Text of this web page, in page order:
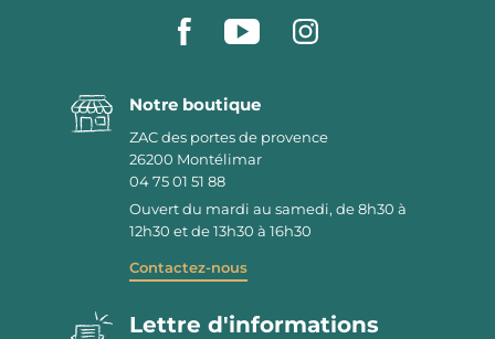
Notre boutique
ZAC des portes de provence
26200 Montélimar
04 75 01 51 88
Ouvert du mardi au samedi, de 8h30 à
12h30 et de 13h30 à 16h30
Contactez-nous
Lettre d'informations